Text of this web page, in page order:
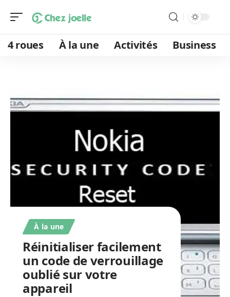
4 roues À la une Activités Business
À la une
Réinitialiser facilement
un code de verrouillage
oublié sur votre
appareil